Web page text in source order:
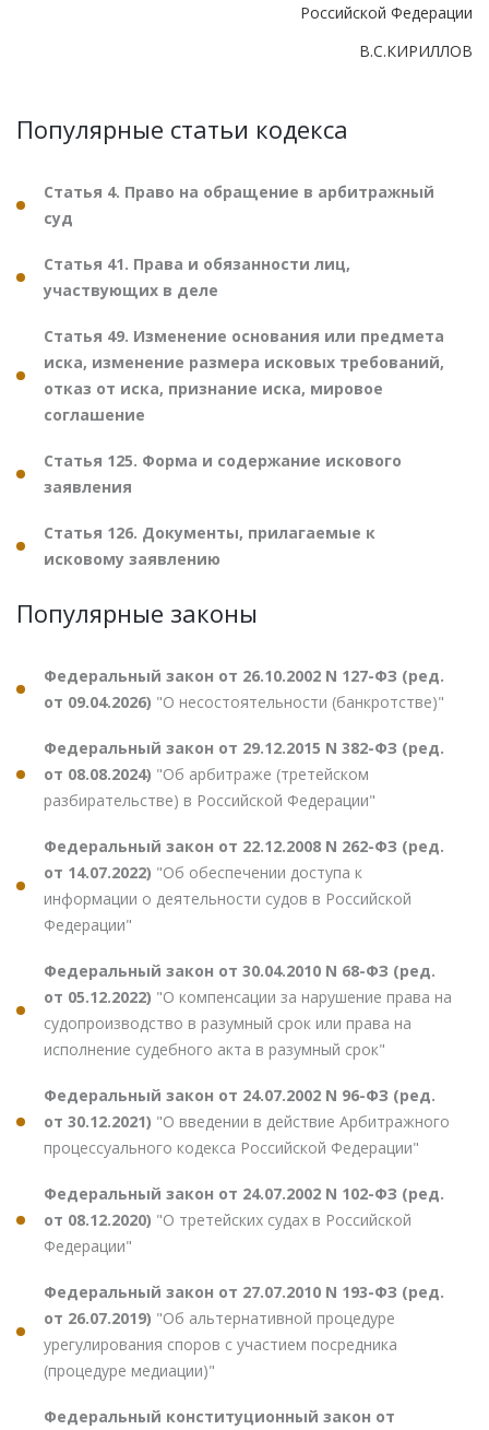
Российской Федерации
В.С.КИРИЛЛОВ
Популярные статьи кодекса
Статья 4. Право на обращение в арбитражный
суд
Статья 41. Права и обязанности лиц,
участвующих в деле
Статья 49. Изменение основания или предмета
иска, изменение размера исковых требований,
отказ от иска, признание иска, мировое
соглашение
Статья 125. Форма и содержание искового
заявления
Статья 126. Документы, прилагаемые к
исковому заявлению
Популярные законы
Федеральный закон от 26.10.2002 N 127-ФЗ (ред.
от 09.04.2026) "О несостоятельности (банкротстве)"
Федеральный закон от 29.12.2015 N 382-ФЗ (ред.
от 08.08.2024) "Об арбитраже (третейском
разбирательстве) в Российской Федерации"
Федеральный закон от 22.12.2008 N 262-ФЗ (ред.
от 14.07.2022) "Об обеспечении доступа к
информации о деятельности судов в Российской
Федерации"
Федеральный закон от 30.04.2010 N 68-ФЗ (ред.
от 05.12.2022) "О компенсации за нарушение права на
судопроизводство в разумный срок или права на
исполнение судебного акта в разумный срок"
Федеральный закон от 24.07.2002 N 96-ФЗ (ред.
от 30.12.2021) "О введении в действие Арбитражного
процессуального кодекса Российской Федерации"
Федеральный закон от 24.07.2002 N 102-ФЗ (ред.
от 08.12.2020) "О третейских судах в Российской
Федерации"
Федеральный закон от 27.07.2010 N 193-ФЗ (ред.
от 26.07.2019) "Об альтернативной процедуре
урегулирования споров с участием посредника
(процедуре медиации)"
Федеральный конституционный закон от